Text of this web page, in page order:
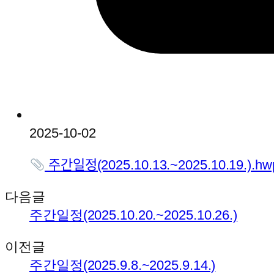
2025-10-02
다음글
주간일정(2025.10.20.~2025.10.26.)
이전글
주간일정(2025.9.8.~2025.9.14.)